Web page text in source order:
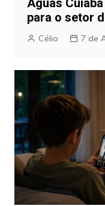
Águas
para o setor
Célio 7 de